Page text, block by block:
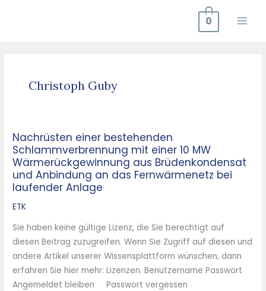
0
Christoph Guby
Nachrüsten einer bestehenden
Schlammverbrennung mit einer 10 MW
Wärmerückgewinnung aus Brüdenkondensat
und Anbindung an das Fernwärmenetz bei
laufender Anlage
ETK
Sie haben keine gültige Lizenz, die Sie berechtigt auf
diesen Beitrag zuzugreifen. Wenn Sie Zugriff auf diesen und
andere Artikel unserer Wissensplattform wünschen, dann
erfahren Sie hier mehr: Lizenzen. Benutzername Passwort
Angemeldet bleiben Passwort vergessen
Nachrüsten
einer
bestehenden
Schlammverbrennung
mit
einer
10
MW
Wärmerückgewinnung
aus
Brüdenkondensat